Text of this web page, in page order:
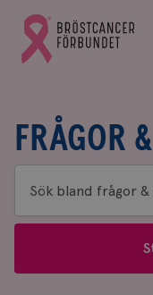
Gå
till
FRÅGOR
Sök
bland
&